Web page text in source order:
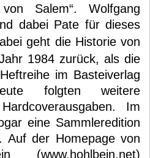
Salem“. Wolfgang
dabei Pate für dieses
geht die Historie von
1984 zurück, als die
im Basteiverlag
folgten weitere
Im
eine Sammleredition
Auf der Homepage von
(www.hohlbein.net)